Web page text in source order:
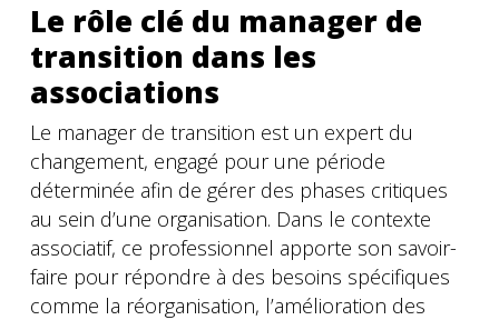
Le rôle clé du manager de
transition dans les
associations
Le manager de transition est un expert du
changement, engagé pour une période
déterminée afin de gérer des phases critiques
au sein d’une organisation. Dans le contexte
associatif, ce professionnel apporte son savoir-
faire pour répondre à des besoins spécifiques
comme la réorganisation, l’amélioration des